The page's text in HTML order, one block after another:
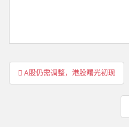
文
章
A股仍需调整，港股曙光初现